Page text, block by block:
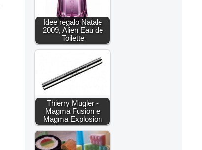
Idee regalo Natale
2009, Alien Eau de
Toilette
Thierry Mugler -
Magma Fusion e
Magma Explosion